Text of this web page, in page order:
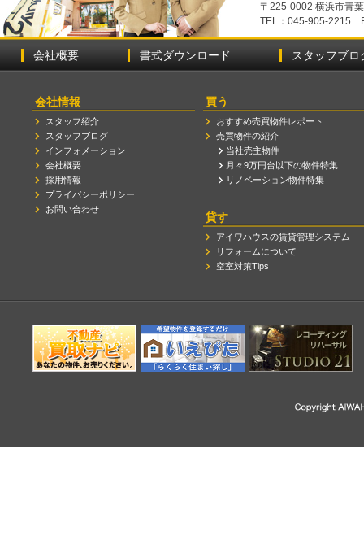
〒225-0002 横浜市青
TEL：045-905-2215
会社概要 書式ダウンロード スタッフブロ
会社情報
スタッフ紹介
スタッフブログ
インフォメーション
会社概要
採用情報
プライバシーポリシー
お問い合わせ
買う
おすすめ売買物件レポート
売買物件の紹介
当社売主物件
月々9万円台以下の物件特集
リノベーション物件特集
貸す
アイワハウスの賃貸管理システム
リフォームについて
空室対策Tips